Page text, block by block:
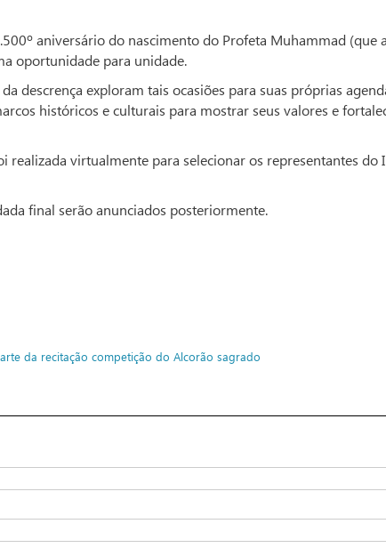
aniversário do nascimento do Profeta Muhammad (que
oportunidade para unidade.
descrença exploram tais ocasiões para suas próprias
históricos e culturais para mostrar seus valores e
realizada virtualmente para selecionar os representantes do
final serão anunciados posteriormente.
da recitação competição do Alcorão sagrado